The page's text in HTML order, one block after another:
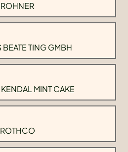
ROHNER
BEATE TING GMBH
MINT CAKE
ROTHCO